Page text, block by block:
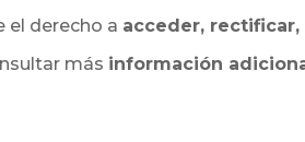
el derecho a acceder,
más información